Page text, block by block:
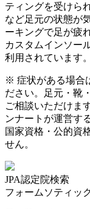
ティングを受けら
など足元の状態が
ーキングで足が疲
カスタムインソー
利用されています。
※ 症状がある場合
ださい。足元・靴
ご相談いただけま
ンナートが運営す
国家資格・公的資
せん。
JPA認定院検索
フォームソティッ